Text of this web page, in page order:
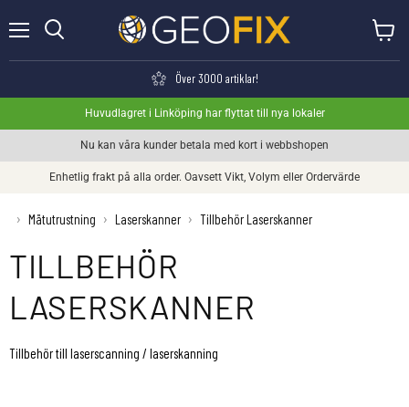
Över 3000 artiklar!
Huvudlagret i Linköping har flyttat till nya lokaler
Nu kan våra kunder betala med kort i webbshopen
Enhetlig frakt på alla order. Oavsett Vikt, Volym eller Ordervärde
› Mätutrustning › Laserskanner › Tillbehör Laserskanner
TILLBEHÖR
LASERSKANNER
Tillbehör till laserscanning / laserskanning